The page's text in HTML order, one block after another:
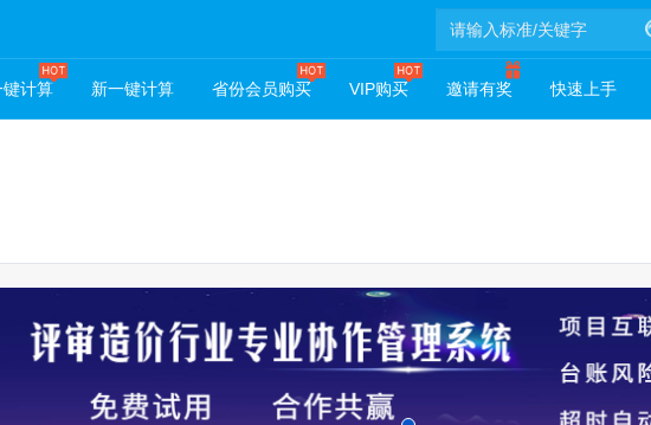
键计算 新一键计算 省份会员购买 VIP购买 邀请有奖 快速上手